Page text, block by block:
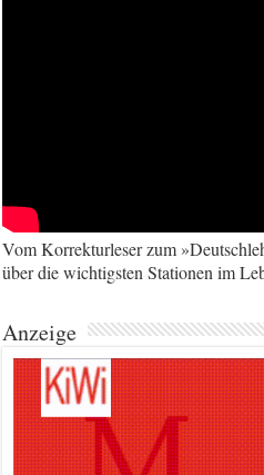
Vom Korrekturleser zum
über die wichtigsten Stationen im
Anzeige